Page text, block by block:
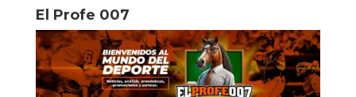
El Profe 007